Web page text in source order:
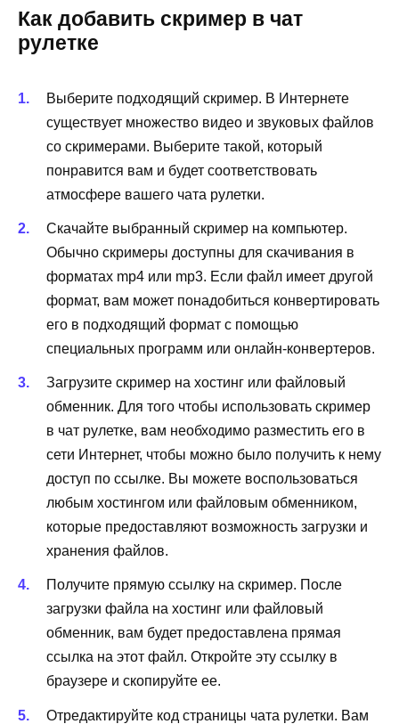
Как добавить скример в чат
рулетке
Выберите подходящий скример. В Интернете
существует множество видео и звуковых файлов
со скримерами. Выберите такой, который
понравится вам и будет соответствовать
атмосфере вашего чата рулетки.
Скачайте выбранный скример на компьютер.
Обычно скримеры доступны для скачивания в
форматах mp4 или mp3. Если файл имеет другой
формат, вам может понадобиться конвертировать
его в подходящий формат с помощью
специальных программ или онлайн-конвертеров.
Загрузите скример на хостинг или файловый
обменник. Для того чтобы использовать скример
в чат рулетке, вам необходимо разместить его в
сети Интернет, чтобы можно было получить к нему
доступ по ссылке. Вы можете воспользоваться
любым хостингом или файловым обменником,
которые предоставляют возможность загрузки и
хранения файлов.
Получите прямую ссылку на скример. После
загрузки файла на хостинг или файловый
обменник, вам будет предоставлена прямая
ссылка на этот файл. Откройте эту ссылку в
браузере и скопируйте ее.
Отредактируйте код страницы чата рулетки. Вам